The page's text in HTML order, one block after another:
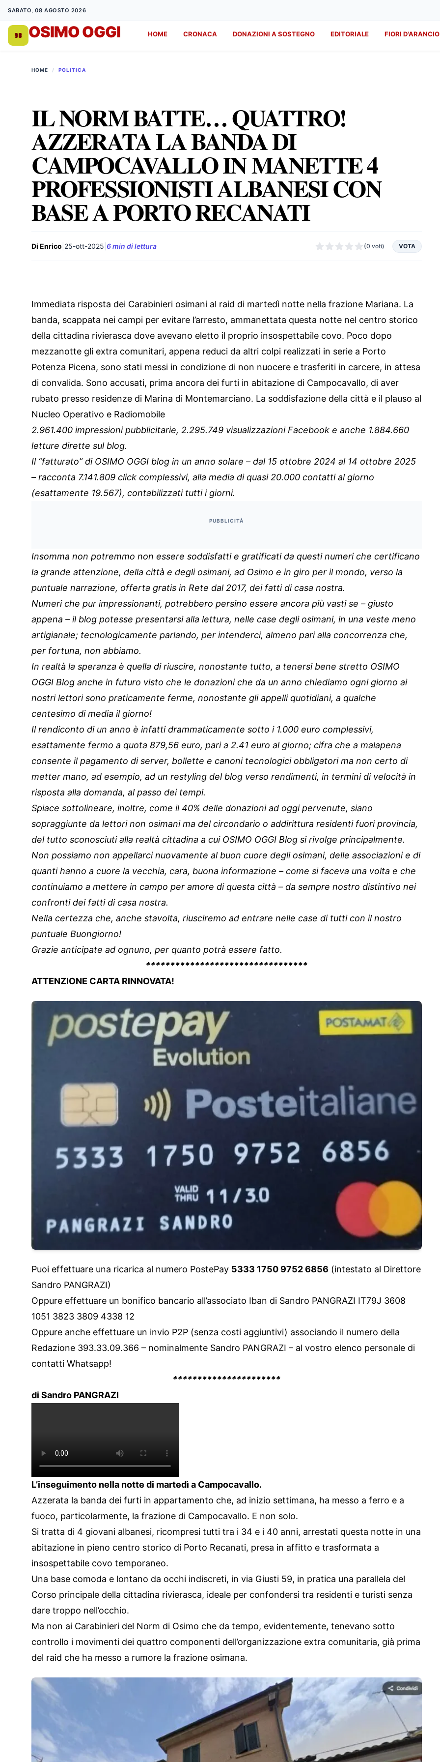
SABATO, 08 AGOSTO 2026
OSIMO OGGI HOME CRONACA DONAZIONI A SOSTEGNO EDITORIALE FIORI D'ARANCIO
HOME / POLITICA
IL NORM BATTE… QUATTRO!
AZZERATA LA BANDA DI
CAMPOCAVALLO IN MANETTE 4
PROFESSIONISTI ALBANESI CON
BASE A PORTO RECANATI
Di Enrico 25-ott-2025 6 min di lettura (0 voti) VOTA
Immediata risposta dei Carabinieri osimani al raid di martedì notte nella frazione Mariana. La
banda, scappata nei campi per evitare l’arresto, ammanettata questa notte nel centro storico
della cittadina rivierasca dove avevano eletto il proprio insospettabile covo. Poco dopo
mezzanotte gli extra comunitari, appena reduci da altri colpi realizzati in serie a Porto
Potenza Picena, sono stati messi in condizione di non nuocere e trasferiti in carcere, in attesa
di convalida. Sono accusati, prima ancora dei furti in abitazione di Campocavallo, di aver
rubato presso residenze di Marina di Montemarciano. La soddisfazione della città e il plauso al
Nucleo Operativo e Radiomobile
2.961.400 impressioni pubblicitarie, 2.295.749 visualizzazioni Facebook e anche 1.884.660
letture dirette sul blog.
Il “fatturato” di OSIMO OGGI blog in un anno solare – dal 15 ottobre 2024 al 14 ottobre 2025
– racconta 7.141.809 click complessivi, alla media di quasi 20.000 contatti al giorno
(esattamente 19.567), contabilizzati tutti i giorni.
PUBBLICITÀ
Insomma non potremmo non essere soddisfatti e gratificati da questi numeri che certificano
la grande attenzione, della città e degli osimani, ad Osimo e in giro per il mondo, verso la
puntuale narrazione, offerta gratis in Rete dal 2017, dei fatti di casa nostra.
Numeri che pur impressionanti, potrebbero persino essere ancora più vasti se – giusto
appena – il blog potesse presentarsi alla lettura, nelle case degli osimani, in una veste meno
artigianale; tecnologicamente parlando, per intenderci, almeno pari alla concorrenza che,
per fortuna, non abbiamo.
In realtà la speranza è quella di riuscire, nonostante tutto, a tenersi bene stretto OSIMO
OGGI Blog anche in futuro visto che le donazioni che da un anno chiediamo ogni giorno ai
nostri lettori sono praticamente ferme, nonostante gli appelli quotidiani, a qualche
centesimo di media il giorno!
Il rendiconto di un anno è infatti drammaticamente sotto i 1.000 euro complessivi,
esattamente fermo a quota 879,56 euro, pari a 2.41 euro al giorno; cifra che a malapena
consente il pagamento di server, bollette e canoni tecnologici obbligatori ma non certo di
metter mano, ad esempio, ad un restyling del blog verso rendimenti, in termini di velocità in
risposta alla domanda, al passo dei tempi.
Spiace sottolineare, inoltre, come il 40% delle donazioni ad oggi pervenute, siano
sopraggiunte da lettori non osimani ma del circondario o addirittura residenti fuori provincia,
del tutto sconosciuti alla realtà cittadina a cui OSIMO OGGI Blog si rivolge principalmente.
Non possiamo non appellarci nuovamente al buon cuore degli osimani, delle associazioni e di
quanti hanno a cuore la vecchia, cara, buona informazione – come si faceva una volta e che
continuiamo a mettere in campo per amore di questa città – da sempre nostro distintivo nei
confronti dei fatti di casa nostra.
Nella certezza che, anche stavolta, riusciremo ad entrare nelle case di tutti con il nostro
puntuale Buongiorno!
Grazie anticipate ad ognuno, per quanto potrà essere fatto.
*********************************
ATTENZIONE CARTA RINNOVATA!
Puoi effettuare una ricarica al numero PostePay 5333 1750 9752 6856 (intestato al Direttore
Sandro PANGRAZI)
Oppure effettuare un bonifico bancario all’associato Iban di Sandro PANGRAZI IT79J 3608
1051 3823 3809 4338 12
Oppure anche effettuare un invio P2P (senza costi aggiuntivi) associando il numero della
Redazione 393.33.09.366 – nominalmente Sandro PANGRAZI – al vostro elenco personale di
contatti Whatsapp!
**********************
di Sandro PANGRAZI
L’inseguimento nella notte di martedì a Campocavallo.
Azzerata la banda dei furti in appartamento che, ad inizio settimana, ha messo a ferro e a
fuoco, particolarmente, la frazione di Campocavallo. E non solo.
Si tratta di 4 giovani albanesi, ricompresi tutti tra i 34 e i 40 anni, arrestati questa notte in una
abitazione in pieno centro storico di Porto Recanati, presa in affitto e trasformata a
insospettabile covo temporaneo.
Una base comoda e lontano da occhi indiscreti, in via Giusti 59, in pratica una parallela del
Corso principale della cittadina rivierasca, ideale per confondersi tra residenti e turisti senza
dare troppo nell’occhio.
Ma non ai Carabinieri del Norm di Osimo che da tempo, evidentemente, tenevano sotto
controllo i movimenti dei quattro componenti dell’organizzazione extra comunitaria, già prima
del raid che ha messo a rumore la frazione osimana.